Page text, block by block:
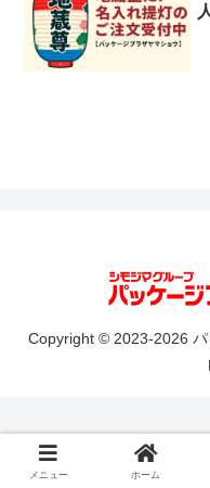
Copyright © 2023-2026
メニュー ホーム